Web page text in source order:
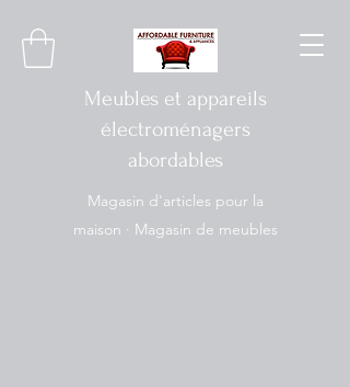
Meubles et appareils
électroménagers
abordables
Magasin d'articles pour la
maison · Magasin de meubles